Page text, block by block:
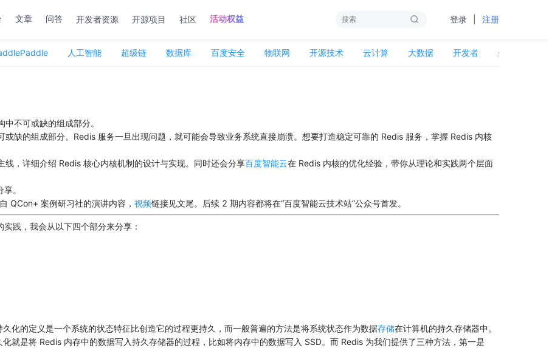
文章 问答 开发者资源 开源项目 社区 活动权益 登录 注册
人工智能 超级链 数据库 百度安全 物联网 开源技术 云计算 大数据 开发者 企业服务
中不可或缺的组成部分。
或缺的组成部分。Redis 服务一旦出现问题，就可能会导致业务系统直接崩溃。想要打造稳定可靠的 Redis 服务，掌握 Redis 内核
，详细介绍 Redis 核心内核机制的设计与实现。同时还会分享百度智能云在 Redis 内核的优化经验，带你从理论和实践两个层面
。
QCon+ 案例研习社的演讲内容， 视频链接见文尾。后续 2 期内容都将在“百度智能云技术站”公众号首发。
践，我会从以下四个部分来分享：
化的定义是一个系统的状态特征比创造它的过程更持久，而一般普遍的方法是将系统状态作为数据存储在计算机的持久存储器中。
就是将 Redis 内存中的数据写入持久存储器的过程，比如将内存中的数据写入 SSD。而 Redis 为我们提供了三种方法，第一是